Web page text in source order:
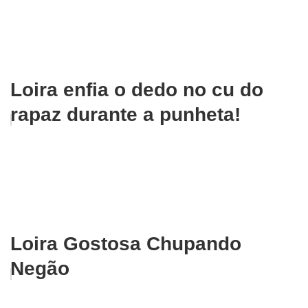
Loira enfia o dedo no cu do
rapaz durante a punheta!
Loira Gostosa Chupando
Negão